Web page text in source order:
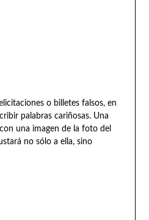
o billetes falsos, en
palabras cariñosas. Una
una imagen de la foto del
no sólo a ella, sino